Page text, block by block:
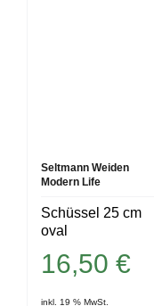
Seltmann Weiden
Modern Life
Schüssel 25 cm
oval
16,50 €
inkl. 19 % MwSt.